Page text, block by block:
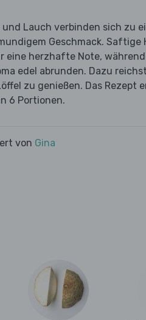
und Lauch verbinden sich zu
Geschmack. Saftige
eine herzhafte Note,
edel abrunden. Dazu
zu genießen. Das Rezept
6 Portionen.
von Gina